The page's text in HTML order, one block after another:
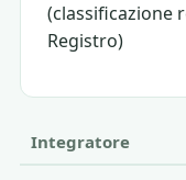
(classificazione
Registro)
Integratore